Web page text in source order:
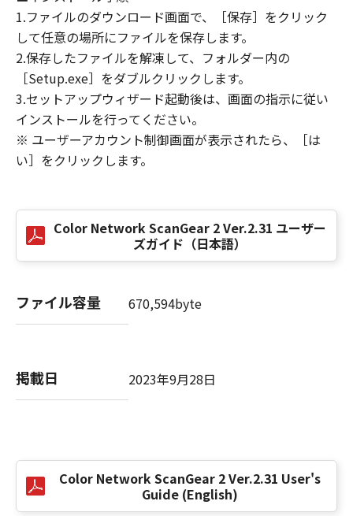
(3) お客様が本契約書のいずれかの条項に違反
した場合、本契約書は直ちに終了します。
(4) お客様は、上記(3)によって本契約書が終了
した場合、速やかに、「本ソフトウェア」およ
びその複製物のすべてを廃棄または消去するも
のとします。
(5）上記にかかわらず、本契約書第2条、第4条
から第7条まで、第8条第4項および第10条の規
定は、本契約書の終了後も効力を有します。
NOTICE
“米国政府エンドユーザー”とは、米国政府の機
関また団体を意味します。もしお客様が米国政
用されます：The SOFTWARE is a "commercial
item," as that term is defined at 48 C.F.R.
computer software documentation," as such
terms are used in 48 C.F.R. 12.212 (Sept 1995).
the SOFTWARE with only those rights set
forth herein. The manufacturer is Canon
Inc./30-2, Shimomaruko 3-chome, Ohta-ku,
1.ファイルのダウンロード画面で、［保存］をクリック
して任意の場所にファイルを保存します。
2.保存したファイルを解凍して、フォルダー内の
［Setup.exe］をダブルクリックします。
3.セットアップウィザード起動後は、画面の指示に従い
インストールを行ってください。
※ ユーザーアカウント制御画面が表示されたら、［は
い］をクリックします。
Color Network ScanGear 2 Ver.2.31 ユーザー
ズガイド（日本語）
ファイル容量 670,594byte
掲載日 2023年9月28日
Color Network ScanGear 2 Ver.2.31 User's
Guide (English)